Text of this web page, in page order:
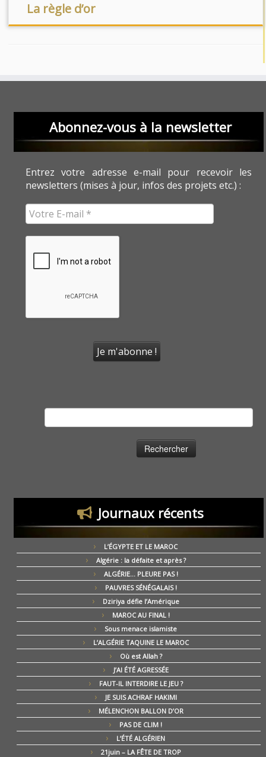
La règle d’or
Abonnez-vous à la newsletter
Entrez votre adresse e-mail pour recevoir les
newsletters (mises à jour, infos des projets etc.) :
Journaux récents
L’ÉGYPTE ET LE MAROC
Algérie : la défaite et après ?
ALGÉRIE… PLEURE PAS !
PAUVRES SÉNÉGALAIS !
Dziriya défie l’Amérique
MAROC AU FINAL !
Sous menace islamiste
L’ALGÉRIE TAQUINE LE MAROC
Où est Allah ?
J’AI ÉTÉ AGRESSÉE
FAUT-IL INTERDIRE LE JEU ?
JE SUIS ACHRAF HAKIMI
MÉLENCHON BALLON D’OR
PAS DE CLIM !
L’ÉTÉ ALGÉRIEN
21juin – LA FÊTE DE TROP